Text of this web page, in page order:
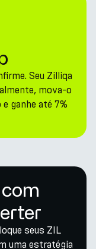
Seu Zilliqa
mova-o
ganhe até 7%
seus ZIL
uma estratégia